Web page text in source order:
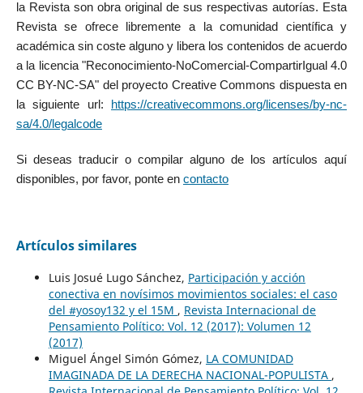
la Revista son obra original de sus respectivas autorías. Esta
Revista se ofrece libremente a la comunidad científica y
académica sin coste alguno y libera los contenidos de acuerdo
a la licencia "Reconocimiento-NoComercial-CompartirIgual 4.0
CC BY-NC-SA" del proyecto Creative Commons dispuesta en
la siguiente url:
https://creativecommons.org/licenses/by-nc-
sa/4.0/legalcode
Si deseas traducir o compilar alguno de los artículos aquí
disponibles, por favor, ponte en contacto
Artículos similares
Luis Josué Lugo Sánchez, Participación y acción
conectiva en novísimos movimientos sociales: el caso
del #yosoy132 y el 15M , Revista Internacional de
Pensamiento Político: Vol. 12 (2017): Volumen 12
(2017)
Miguel Ángel Simón Gómez, LA COMUNIDAD
IMAGINADA DE LA DERECHA NACIONAL-POPULISTA ,